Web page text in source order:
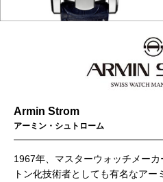
Armin Strom
アーミン・シュトローム
1967年、マスターウォッチメー
トン化技術者としても有名なア